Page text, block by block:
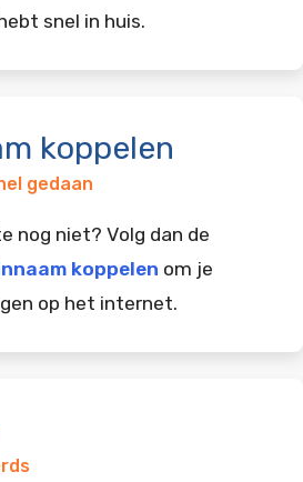
snel in huis.
koppelen
gedaan
nog niet? Volg dan de
koppelen om je
op het internet.